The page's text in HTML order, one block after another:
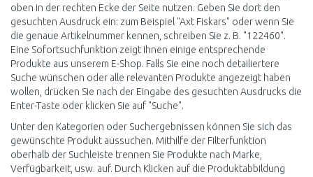
oben in der rechten Ecke der Seite nutzen. Geben Sie dort den
gesuchten Ausdruck ein: zum Beispiel "Axt Fiskars" oder wenn Sie
die genaue Artikelnummer kennen, schreiben Sie z. B. "122460".
Eine Sofortsuchfunktion zeigt Ihnen einige entsprechende
Produkte aus unserem E-Shop. Falls Sie eine noch detailiertere
Suche wünschen oder alle relevanten Produkte angezeigt haben
wollen, drücken Sie nach der Eingabe des gesuchten Ausdrucks die
Enter-Taste oder klicken Sie auf "Suche".
Unter den Kategorien oder Suchergebnissen können Sie sich das
gewünschte Produkt aussuchen. Mithilfe der Filterfunktion
oberhalb der Suchleiste trennen Sie Produkte nach Marke,
Verfügbarkeit, usw. auf. Durch Klicken auf die Produktabbildung